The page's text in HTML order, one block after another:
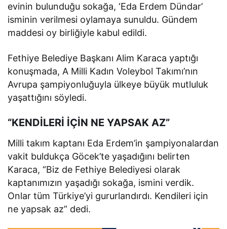
evinin bulunduğu sokağa, ‘Eda Erdem Dündar’
isminin verilmesi oylamaya sunuldu. Gündem
maddesi oy birliğiyle kabul edildi.
Fethiye Belediye Başkanı Alim Karaca yaptığı
konuşmada, A Milli Kadın Voleybol Takımı’nın
Avrupa şampiyonluğuyla ülkeye büyük mutluluk
yaşattığını söyledi.
“KENDİLERİ İÇİN NE YAPSAK AZ”
Milli takım kaptanı Eda Erdem’in şampiyonalardan
vakit buldukça Göcek’te yaşadığını belirten
Karaca, “Biz de Fethiye Belediyesi olarak
kaptanımızın yaşadığı sokağa, ismini verdik.
Onlar tüm Türkiye’yi gururlandırdı. Kendileri için
ne yapsak az” dedi.